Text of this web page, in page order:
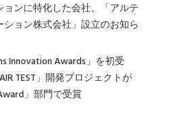
ンに特化した会社、「アルテ
ョン株式会社」設立のお知ら
Innovation Awards」を初受
TEST」開発プロジェクトが
」部門で受賞